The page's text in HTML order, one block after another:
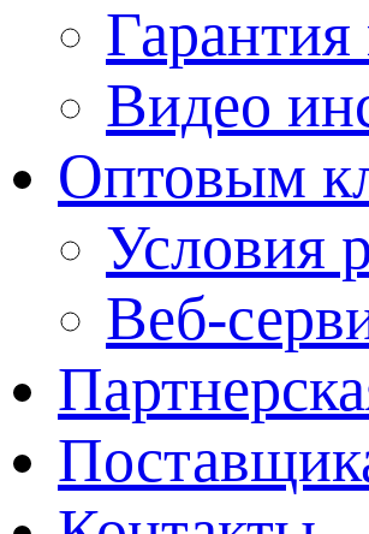
Гарантия
Видео
Оптовым
Условия
Веб-